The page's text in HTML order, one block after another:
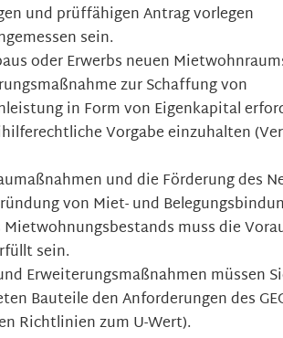
und prüffähigen Antrag vorlegen
sein.
oder Erwerbs neuen
zur Schaffung von
in Form von Eigenkapital
Vorgabe einzuhalten
und die Förderung des
von Miet- und
muss die
sein.
Erweiterungsmaßnahmen müssen
Bauteile den Anforderungen des
Richtlinien zum U-Wert).